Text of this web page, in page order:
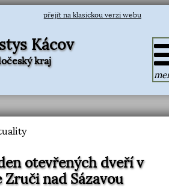
přejít na klasickou verzi webu
Kácov
kraj
otevřených dveří v
Zruči nad Sázavou